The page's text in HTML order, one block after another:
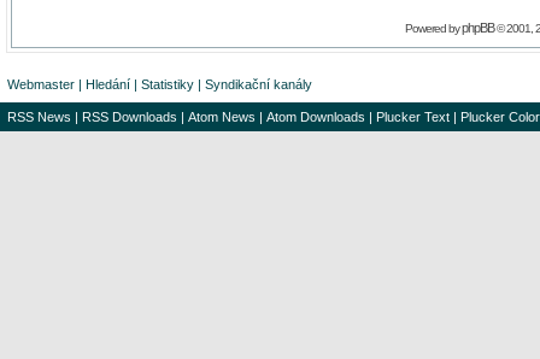
Powered byphpBB© 2001,
Webmaster | Hledání | Statistiky | Syndikační kanály
RSS News | RSS Downloads | Atom News | Atom Downloads | Plucker Text | Plucker Color